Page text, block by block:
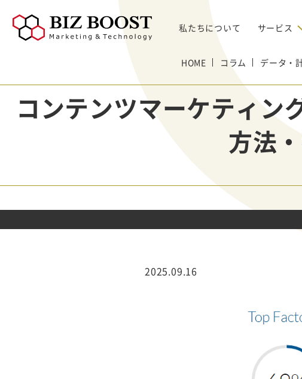
私たちについて サービス
デジタルマーケティング
コンサルティングサ
ービス
BtoBマーケティ
リード獲得
BtoB Webサイト
制作
メディアプロモー
行サービス
リード醸成
グ
Webからの
セミナー/ウ
したい
BtoBのテレ
出したい
BtoBのリス
ウェビナー支援
イベントマーケティング
座談会
トレーラ
化形成を目
ガジン配
戦略・マネジメント
デジタル施策 & チャネル
組織・パートナー & 法務
営業 & セールスオペ
HOME コラム データ・
コンテンツマーケティン
方法
2025.09.16